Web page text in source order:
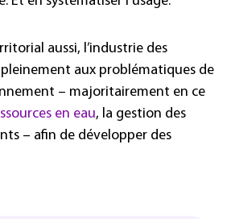
aussi, l’industrie des
pleinement aux problématiques de
– majoritairement en ce
en eau, la gestion des
– afin de développer des